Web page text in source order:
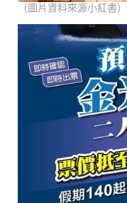
（圖片資料來源小紅書）